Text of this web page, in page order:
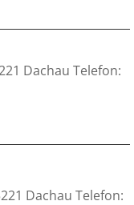
Dachau Telefon:
Dachau Telefon: